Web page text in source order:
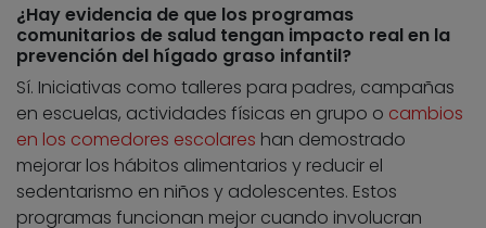
¿Hay evidencia de que los programas
comunitarios de salud tengan impacto real en la
prevención del hígado graso infantil?
Sí. Iniciativas como talleres para padres, campañas
en escuelas, actividades físicas en grupo o cambios
en los comedores escolares han demostrado
mejorar los hábitos alimentarios y reducir el
sedentarismo en niños y adolescentes. Estos
programas funcionan mejor cuando involucran